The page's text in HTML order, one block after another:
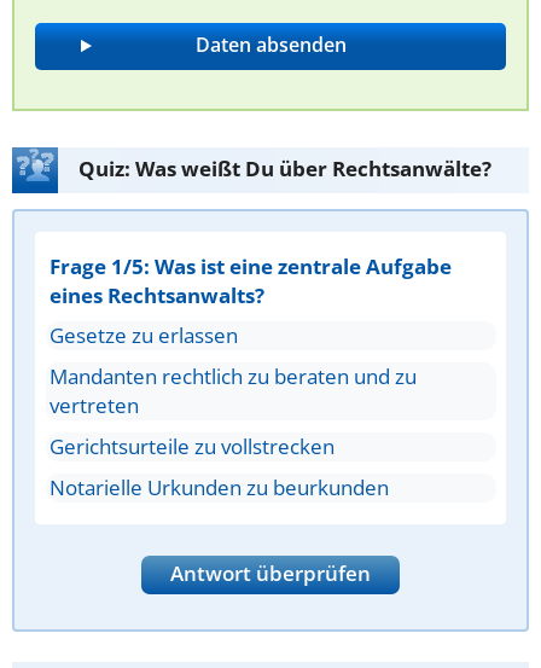
Quiz: Was weißt Du über Rechtsanwälte?
Frage 1/5: Was ist eine zentrale Aufgabe
eines Rechtsanwalts?
Gesetze zu erlassen
Mandanten rechtlich zu beraten und zu
vertreten
Gerichtsurteile zu vollstrecken
Notarielle Urkunden zu beurkunden
Antwort überprüfen